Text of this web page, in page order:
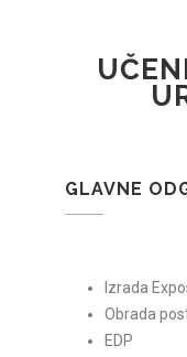
GLAVNE
Izrada
Obrada
EDP